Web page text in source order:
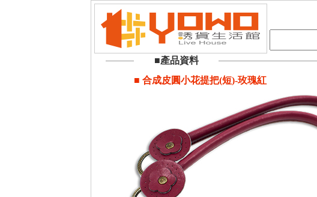
■產品資料
■ 合成皮圓小花提把(短)-玫瑰紅